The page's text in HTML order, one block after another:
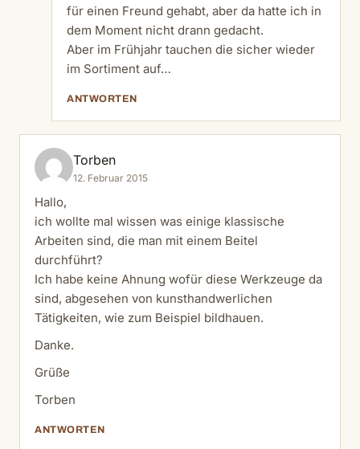
für einen Freund gehabt, aber da hatte ich in
dem Moment nicht drann gedacht.
Aber im Frühjahr tauchen die sicher wieder
im Sortiment auf…
ANTWORTEN
Torben
12. Februar 2015
Hallo,
ich wollte mal wissen was einige klassische
Arbeiten sind, die man mit einem Beitel
durchführt?
Ich habe keine Ahnung wofür diese Werkzeuge da
sind, abgesehen von kunsthandwerlichen
Tätigkeiten, wie zum Beispiel bildhauen.
Danke.
Grüße
Torben
ANTWORTEN